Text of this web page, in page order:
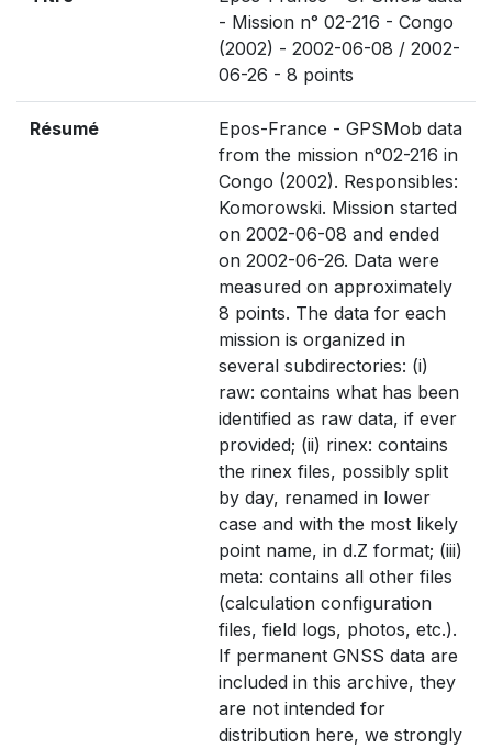
- Mission n° 02-216 - Congo
(2002) - 2002-06-08 / 2002-
06-26 - 8 points
Résumé
Epos-France - GPSMob data
from the mission n°02-216 in
Congo (2002). Responsibles:
Komorowski. Mission started
on 2002-06-08 and ended
on 2002-06-26. Data were
measured on approximately
8 points. The data for each
mission is organized in
several subdirectories: (i)
raw: contains what has been
identified as raw data, if ever
provided; (ii) rinex: contains
the rinex files, possibly split
by day, renamed in lower
case and with the most likely
point name, in d.Z format; (iii)
meta: contains all other files
(calculation configuration
files, field logs, photos, etc.).
If permanent GNSS data are
included in this archive, they
are not intended for
distribution here, we strongly